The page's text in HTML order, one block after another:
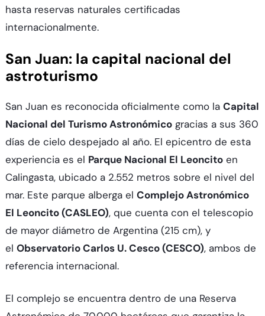
hasta reservas naturales certificadas
internacionalmente.​
San Juan: la capital nacional del
astroturismo
San Juan es reconocida oficialmente como la Capital
Nacional del Turismo Astronómicogracias a sus 360
días de cielo despejado al año. El epicentro de esta
experiencia es el Parque Nacional El Leoncitoen
Calingasta, ubicado a 2.552 metros sobre el nivel del
mar. Este parque alberga el Complejo Astronómico
El Leoncito (CASLEO), que cuenta con el telescopio
de mayor diámetro de Argentina (215 cm), y
el Observatorio Carlos U. Cesco (CESCO), ambos de
referencia internacional.​
El complejo se encuentra dentro de una Reserva